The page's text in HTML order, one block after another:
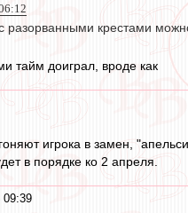
разорванными крестами
тайм доиграл, вроде как
игрока в замен,
в порядке ко 2 апреля.